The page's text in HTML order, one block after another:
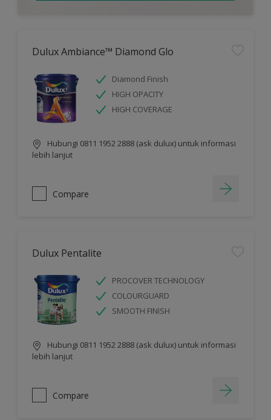
Dulux Ambiance™ Diamond Glo
Diamond Finish
HIGH OPACITY
HIGH COVERAGE
Hubungi 0811 1952 2888 (ask dulux) untuk informasi
lebih lanjut
Compare
Dulux Pentalite
PROCOVER TECHNOLOGY
COLOURGUARD
SMOOTH FINISH
Hubungi 0811 1952 2888 (ask dulux) untuk informasi
lebih lanjut
Compare